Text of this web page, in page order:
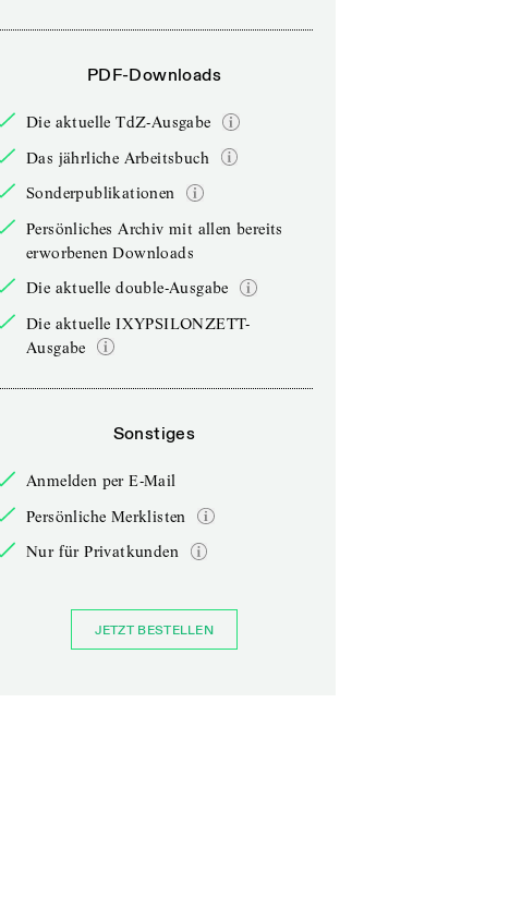
PDF-Downloads
Die aktuelle TdZ-Ausgabe
Das jährliche Arbeitsbuch
Sonderpublikationen
Persönliches Archiv mit allen bereits
erworbenen Downloads
Die aktuelle double-Ausgabe
Die aktuelle IXYPSILONZETT-
Ausgabe
Sonstiges
Anmelden per E-Mail
Persönliche Merklisten
Nur für Privatkunden
JETZT BESTELLEN